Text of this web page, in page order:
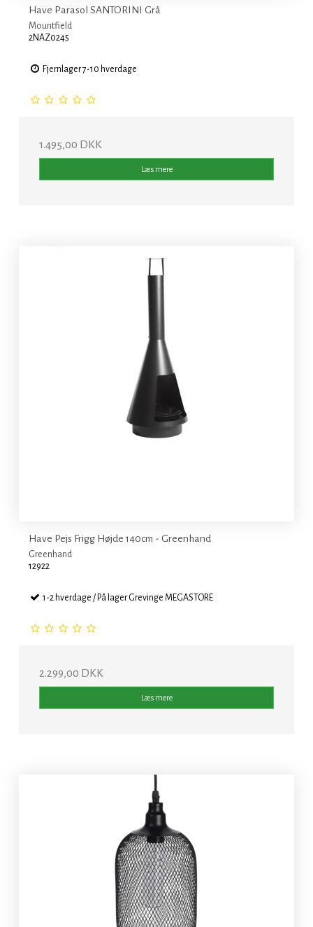
Have Parasol SANTORINI Grå
Mountfield
2NAZ0245
Fjernlager 7-10 hverdage
1.495,00 DKK
Læs mere
Have Pejs Frigg Højde 140cm - Greenhand
Greenhand
12922
1-2 hverdage / På lager Grevinge MEGASTORE
2.299,00 DKK
Læs mere